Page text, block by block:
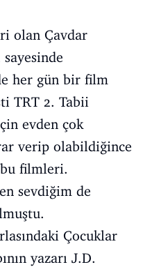
olan Çavdar
her gün bir film
TRT 2. Tabii
evden çok
verip olabildiğince
bu filmleri.
sevdiğim de
Çocuklar
yazarı J.D.